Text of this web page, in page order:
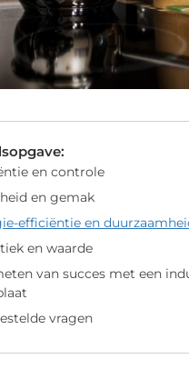
en controle
en gemak
efficiëntie en
en waarde
van succes met een
vragen